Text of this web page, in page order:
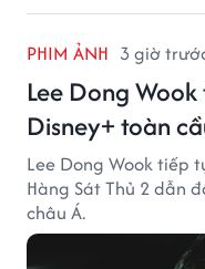
PHIM ẢNH 3 giờ
Lee Dong
Disney+ toàn
Lee Dong Wook tiếp
Hàng Sát Thủ 2 dẫn
châu Á.